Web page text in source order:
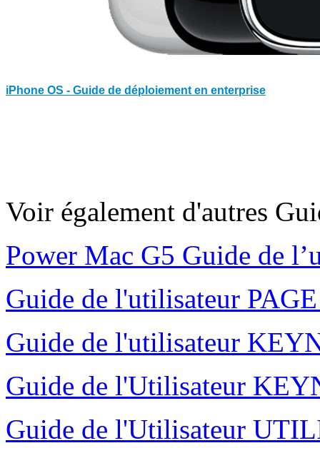
iPhone OS - Guide de déploiement en enterprise
Voir également d'autres
Power Mac G5 Guide de
Guide de l'utilisateur
Guide de l'utilisateur
Guide de l'Utilisateur
Guide de l'Utilisateur